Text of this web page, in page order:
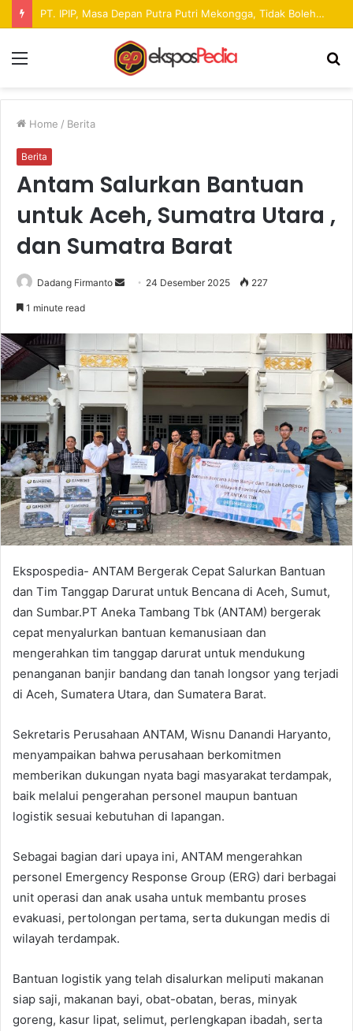
Pekan Raya ANTAM Hadirkan Ruang Promosi UMKM dan Hiburan bagi Masyarakat
Home / Berita
Berita
Antam Salurkan Bantuan
untuk Aceh, Sumatra Utara ,
dan Sumatra Barat
Dadang Firmanto
d
a
n
a
i
l
24 Desember 2025 227
1 minute read
Ekspospedia- ANTAM Bergerak Cepat Salurkan Bantuan
dan Tim Tanggap Darurat untuk Bencana di Aceh, Sumut,
dan Sumbar.PT Aneka Tambang Tbk (ANTAM) bergerak
cepat menyalurkan bantuan kemanusiaan dan
mengerahkan tim tanggap darurat untuk mendukung
penanganan banjir bandang dan tanah longsor yang terjadi
di Aceh, Sumatera Utara, dan Sumatera Barat.
Sekretaris Perusahaan ANTAM, Wisnu Danandi Haryanto,
menyampaikan bahwa perusahaan berkomitmen
memberikan dukungan nyata bagi masyarakat terdampak,
baik melalui pengerahan personel maupun bantuan
logistik sesuai kebutuhan di lapangan.
Sebagai bagian dari upaya ini, ANTAM mengerahkan
personel Emergency Response Group (ERG) dari berbagai
unit operasi dan anak usaha untuk membantu proses
evakuasi, pertolongan pertama, serta dukungan medis di
wilayah terdampak.
Bantuan logistik yang telah disalurkan meliputi makanan
siap saji, makanan bayi, obat-obatan, beras, minyak
goreng, kasur lipat, selimut, perlengkapan ibadah, serta